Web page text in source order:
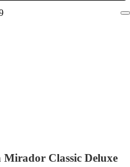
Classic Deluxe